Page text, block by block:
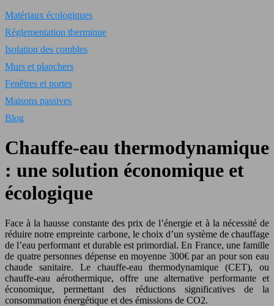
Matériaux écologiques
Réglementation thermique
Isolation des combles
Murs et planchers
Fenêtres et portes
Maisons passives
Blog
Chauffe-eau thermodynamique
: une solution économique et
écologique
Face à la hausse constante des prix de l’énergie et à la nécessité de
réduire notre empreinte carbone, le choix d’un système de chauffage
de l’eau performant et durable est primordial. En France, une famille
de quatre personnes dépense en moyenne 300€ par an pour son eau
chaude sanitaire. Le chauffe-eau thermodynamique (CET), ou
chauffe-eau aérothermique, offre une alternative performante et
économique, permettant des réductions significatives de la
consommation énergétique et des émissions de CO2.